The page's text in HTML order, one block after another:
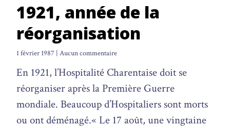
1921, année de la
réorganisation
1 février 1987 Aucun commentaire
En 1921, l’Hospitalité Charentaise doit se
réorganiser après la Première Guerre
mondiale. Beaucoup d’Hospitaliers sont morts
ou ont déménagé.« Le 17 août, une vingtaine